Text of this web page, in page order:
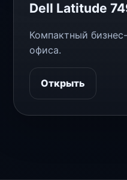
Dell Latitude
Компактный
офиса.
Открыть